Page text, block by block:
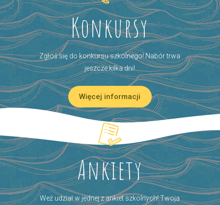
Konkursy
Zgłoś się do konkursu szkolnego! Nabór trwa
jeszcze kilka dni!
Więcej informacji
Ankiety
Weź udział w jednej z ankiet szkolnych! Twoja